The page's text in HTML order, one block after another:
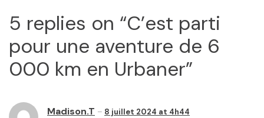
5 replies on “C’est parti
pour une aventure de 6
000 km en Urbaner”
Madison.T 8 juillet 2024 at 4h44